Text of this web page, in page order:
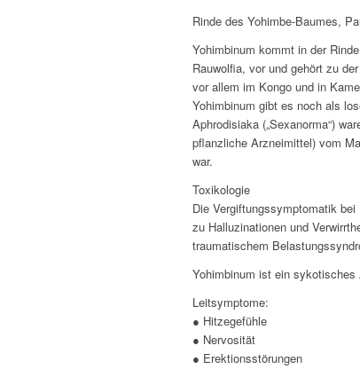
Rinde des Yohimbe-Baumes,
Yohimbinum kommt in der
Rauwolfia, vor und gehört zu
vor allem im Kongo und in
Yohimbinum gibt es noch als
Aphrodisiaka („Sexanorma“)
pflanzliche Arzneimittel) vom
war.
Toxikologie
Die Vergiftungssymptomatik
zu Halluzinationen und
traumatischem
Yohimbinum ist ein sykotisches
Leitsymptome:
● Hitzegefühle
● Nervosität
● Erektionsstörungen